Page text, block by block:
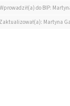
do BIP:
Zaktualizował(a): Martyna